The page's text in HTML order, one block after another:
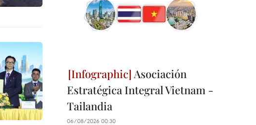
Asociación
Estratégica Integral Vietnam -
Tailandia
06/08/2026 00:30